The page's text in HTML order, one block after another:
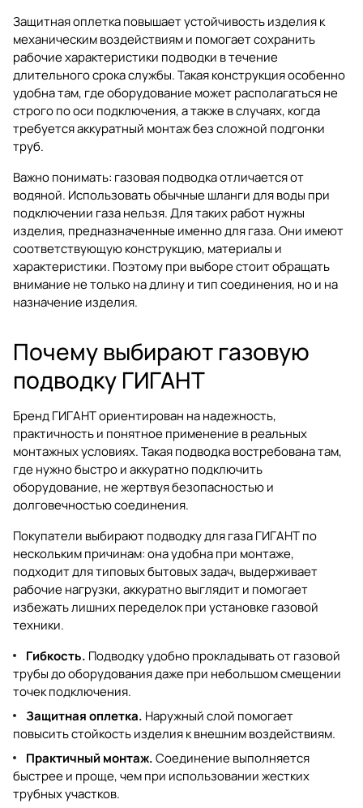
Защитная оплетка повышает устойчивость изделия к
механическим воздействиям и помогает сохранить
рабочие характеристики подводки в течение
длительного срока службы. Такая конструкция особенно
удобна там, где оборудование может располагаться не
строго по оси подключения, а также в случаях, когда
требуется аккуратный монтаж без сложной подгонки
труб.
Важно понимать: газовая подводка отличается от
водяной. Использовать обычные шланги для воды при
подключении газа нельзя. Для таких работ нужны
изделия, предназначенные именно для газа. Они имеют
соответствующую конструкцию, материалы и
характеристики. Поэтому при выборе стоит обращать
внимание не только на длину и тип соединения, но и на
назначение изделия.
Почему выбирают газовую
подводку ГИГАНТ
Бренд ГИГАНТ ориентирован на надежность,
практичность и понятное применение в реальных
монтажных условиях. Такая подводка востребована там,
где нужно быстро и аккуратно подключить
оборудование, не жертвуя безопасностью и
долговечностью соединения.
Покупатели выбираютподводку для газа ГИГАНТпо
нескольким причинам: она удобна при монтаже,
подходит для типовых бытовых задач, выдерживает
рабочие нагрузки, аккуратно выглядит и помогает
избежать лишних переделок при установке газовой
техники.
Гибкость. Подводку удобно прокладывать от газовой
трубы до оборудования даже при небольшом смещении
точек подключения.
Защитная оплетка. Наружный слой помогает
повысить стойкость изделия к внешним воздействиям.
Практичный монтаж.Соединение выполняется
быстрее и проще, чем при использовании жестких
трубных участков.